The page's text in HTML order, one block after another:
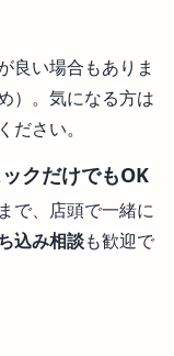
良い場合もありま
）。気になる方は
さい。
クだけでもOK
で、店頭で一緒に
込み相談も歓迎で